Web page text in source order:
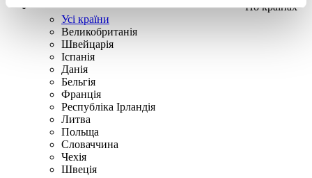
По країнах
Усі країни
Великобританія
Швейцарія
Іспанія
Данія
Бельгія
Франція
Республіка Ірландія
Литва
Польща
Словаччина
Чехія
Швецiя